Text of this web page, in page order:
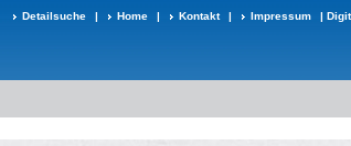
Detailsuche | Home | Kontakt | Impressum |